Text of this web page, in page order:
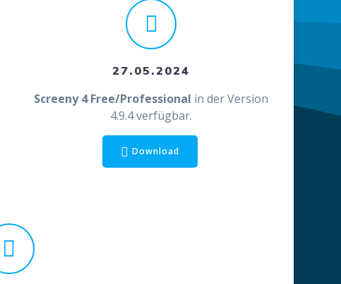
27.05.2024
Screeny 4 Free/Professional in der Version
4.9.4 verfügbar.
Download